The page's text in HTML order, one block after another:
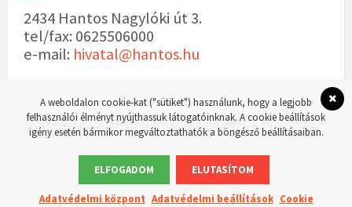
2434 Hantos Nagylóki út 3.
tel/fax: 0625506000
e-mail: hivatal@hantos.hu
© 2023 Hantos község hivatalos weboldala Készítette:WordPress Master weboldal
A weboldalon cookie-kat ("sütiket") használunk, hogy a legjobb
felhasználói élményt nyújthassuk látogatóinknak. A cookie beállítások
igény esetén bármikor megváltoztathatók a böngésző beállításaiban.
ELFOGADOM ELUTASÍTOM
Adatvédelmi központ Adatvédelmi beállítások Cookie